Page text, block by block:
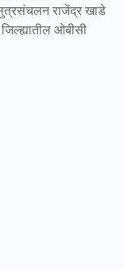
राजेंद्र खाडे
ओबीसी